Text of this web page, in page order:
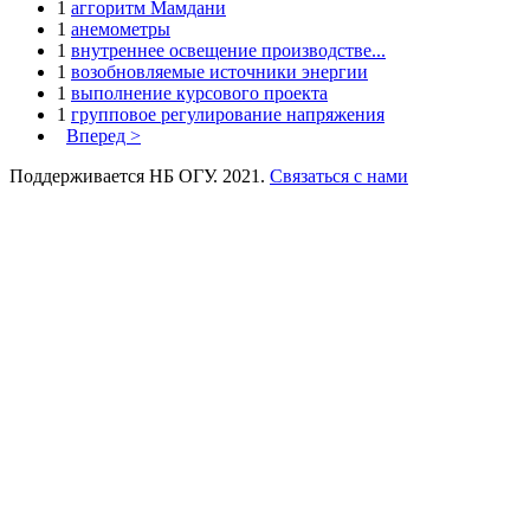
1 аггоритм Мамдани
1 анемометры
1 внутреннее освещение производстве...
1 возобновляемые источники энергии
1 выполнение курсового проекта
1 групповое регулирование напряжения
Вперед >
Поддерживается НБ ОГУ. 2021. Связаться с нами